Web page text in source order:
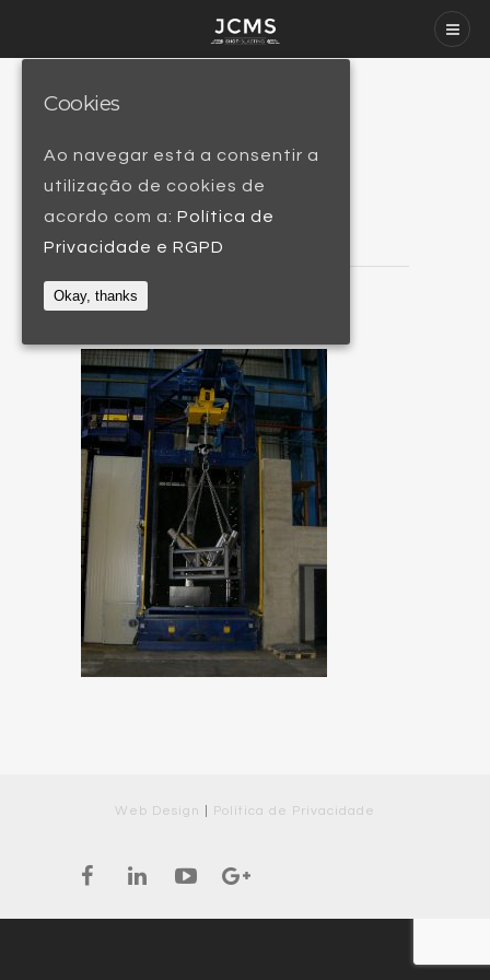
20X30
Web Design Política de Privacidade
Cookies
Ao navegar está a consentir a
utilização de cookies de
acordo com a: Política de
Privacidade e RGPD
Okay, thanks